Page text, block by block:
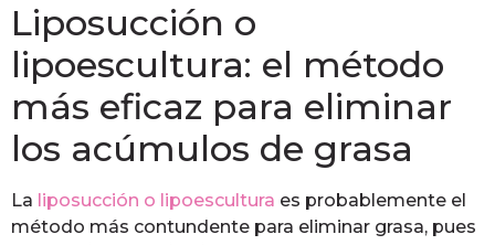
Liposucción o
lipoescultura: el método
más eficaz para eliminar
los acúmulos de grasa
La liposucción o lipoescultura es probablemente el
método más contundente para eliminar grasa, pues